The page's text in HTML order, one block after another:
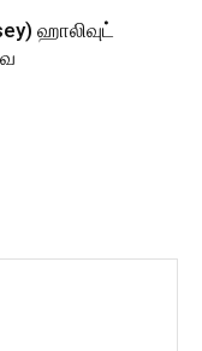
ஹாலிவுட்